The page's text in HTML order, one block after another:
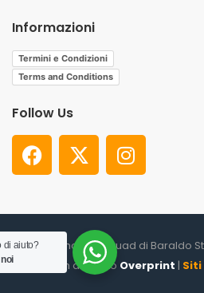
Informazioni
Termini e Condizioni
Terms and Conditions
Follow Us
© 2026. Shooter Squad di Baraldo
un altro sito Overprint |
di aiuto?